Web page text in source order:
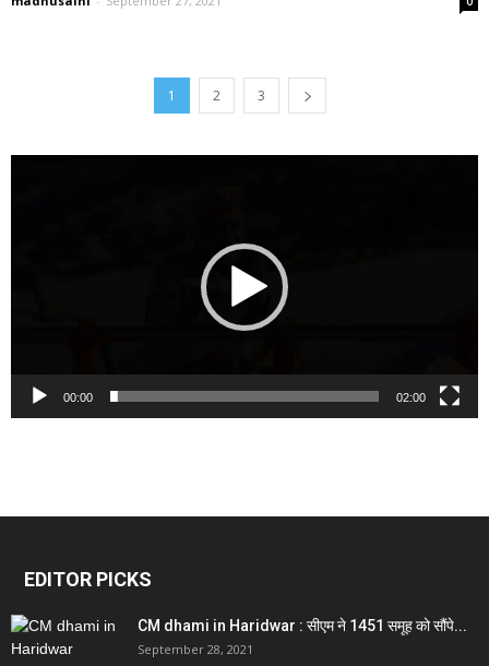
1 2 3
00:00 02:00
EDITOR PICKS
CM dhami in Haridwar : सीएम ने 1451 समूह को सौंपे...
September 28, 2021